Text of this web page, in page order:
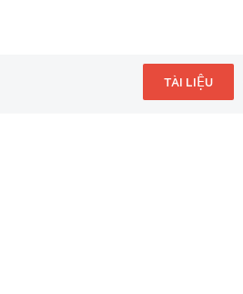
TÀI LIỆU